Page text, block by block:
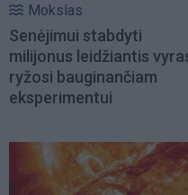
Mokslas
Senėjimui stabdyti
milijonus leidžiantis
ryžosi bauginančiam
eksperimentui